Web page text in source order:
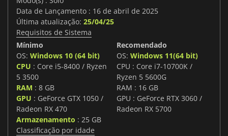
Data de Lançamento : 16 de abril de 2025
Última atualização: 25/04/25
Requisitos de Sistema
Mínimo
OS: Windows 10 (64 bit)
CPU : Core i5-8400 / Ryzen
5 3500
RAM : 8 GB
GPU : GeForce GTX 1050 /
Radeon RX 470
Armazenamento : 25 GB
Recomendado
OS: Windows 11(64 bit)
CPU : Core i7-10700K /
Ryzen 5 5600G
RAM : 16 GB
GPU : GeForce RTX 3060 /
Radeon RX 5700
Classificação por idade